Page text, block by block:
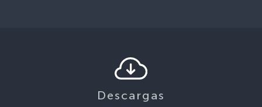
Descargas